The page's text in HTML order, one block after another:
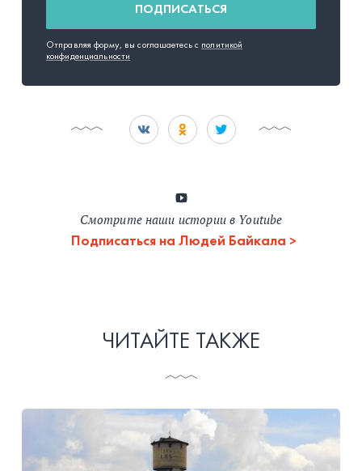
ПОДПИСАТЬСЯ
Отправляя форму, вы соглашаетесь с политикой
конфиденциальности
Смотрите наши истории в Youtube
Подписаться на Людей Байкала
ЧИТАЙТЕ ТАКЖЕ